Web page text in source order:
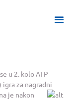
u 2. kolo ATP
igra za nagradni
je nakon